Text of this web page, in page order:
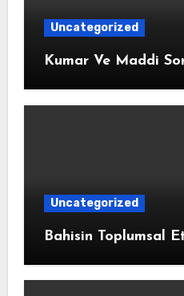
Uncategorized
Kumar Ve Maddi
Uncategorized
Bahisin Toplumsal